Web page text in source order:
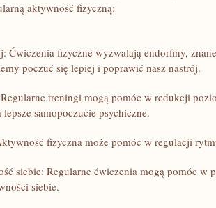
aktywność fizyczną:
⁤Ćwiczenia fizyczne wyzwalają‌ endorfiny,
poczuć się lepiej i poprawić nasz nastrój.
treningi mogą pomóc w‌ redukcji
lepsze samopoczucie psychiczne.
fizyczna może pomóc w regulacji
siebie: Regularne ćwiczenia mogą pomóc w
siebie.